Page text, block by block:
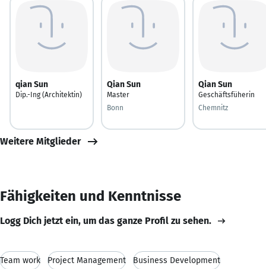
qian Sun
Dip.-Ing (Architektin)
Qian Sun
Master
Bonn
Qian Sun
Geschäftsfüherin
Chemnitz
Weitere Mitglieder
Fähigkeiten und Kenntnisse
Logg Dich jetzt ein, um das ganze Profil zu sehen.
Team work Project Management Business Development